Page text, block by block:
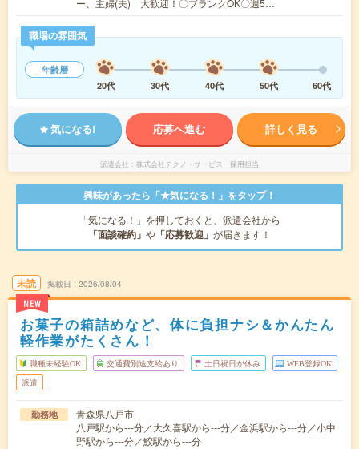
ー、主婦(夫) 大歓迎！〇ブランクOK〇週5…
職場の雰囲気
年齢層
20代
30代 40代 50代 60代
気になる! 応募へ進む 詳しく見る
派遣会社 株式会社テクノ・サービス 採用担当
興味があったら「★気になる！」をタップ！
「気になる！」を押しておくと、派遣会社から
「面談確約」 や 「応募歓迎」 が届きます！
未読
NEW
掲載日 2026/08/04
お菓子の箱詰めなど、体に負担ナシ＆かんたん
軽作業がたくさん！
職種未経験OK 交通費別途支給あり 土日祝日が休み WEB登録OK
派遣
勤務地
青森県八戸市
八戸駅から---分／大久喜駅から---分／金浜駅から---分／小中
野駅から---分／鮫駅から---分